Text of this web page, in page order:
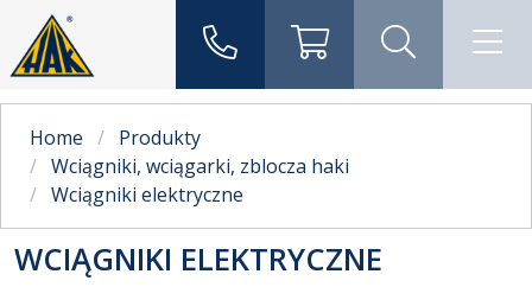
Home
Produkty
Wciągniki, wciągarki, zblocza haki
Wciągniki elektryczne
WCIĄGNIKI ELEKTRYCZNE